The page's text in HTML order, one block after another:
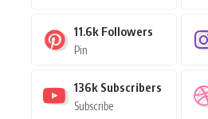
11.6k Followers
Pin
136k Subscribers
Subscribe